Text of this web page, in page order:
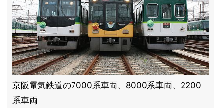
京阪電気鉄道の7000系車両、8000系車両、2200
系車両